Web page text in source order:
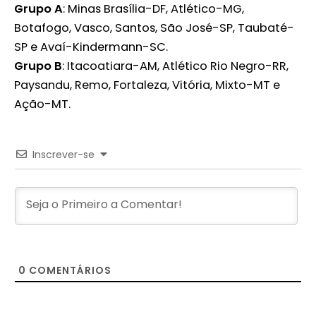
Grupo A: Minas Brasília-DF, Atlético-MG,
Botafogo, Vasco, Santos, São José-SP, Taubaté-
SP e Avaí-Kindermann-SC.
Grupo B: Itacoatiara-AM, Atlético Rio Negro-RR,
Paysandu, Remo, Fortaleza, Vitória, Mixto-MT e
Ação-MT.
Inscrever-se
0 COMENTÁRIOS